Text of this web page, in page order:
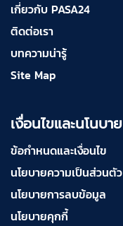
เกี่ยวกับ PASA24
ติดต่อเรา
บทความน่ารู้
Site Map
เงื่อนไขและนโนบาย
ข้อกำหนดและเงื่อนไข
นโยบายความเป็นส่วนตัว
นโยบายการลบข้อมูล
นโยบายคุกกี้